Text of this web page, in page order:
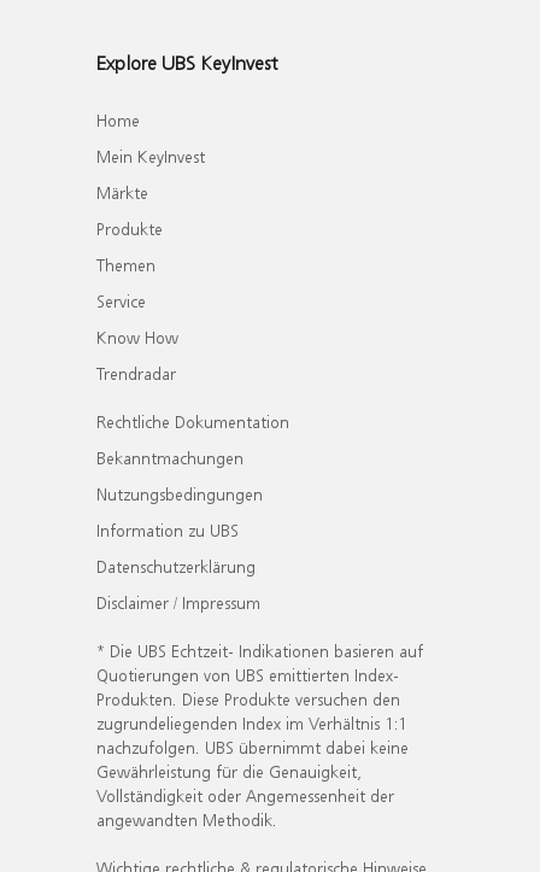
Explore UBS KeyInvest
Home
Mein KeyInvest
Märkte
Produkte
Themen
Service
Know How
Trendradar
Rechtliche Dokumentation
Bekanntmachungen
Nutzungsbedingungen
Information zu UBS
Datenschutzerklärung
Disclaimer / Impressum
* Die UBS Echtzeit- Indikationen basieren auf
Quotierungen von UBS emittierten Index-
Produkten. Diese Produkte versuchen den
zugrundeliegenden Index im Verhältnis 1:1
nachzufolgen. UBS übernimmt dabei keine
Gewährleistung für die Genauigkeit,
Vollständigkeit oder Angemessenheit der
angewandten Methodik.